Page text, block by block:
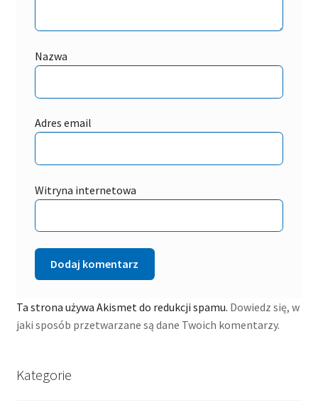
Nazwa
Adres email
Witryna internetowa
Ta strona używa Akismet do redukcji spamu. Dowiedz się, w
jaki sposób przetwarzane są dane Twoich komentarzy.
Kategorie